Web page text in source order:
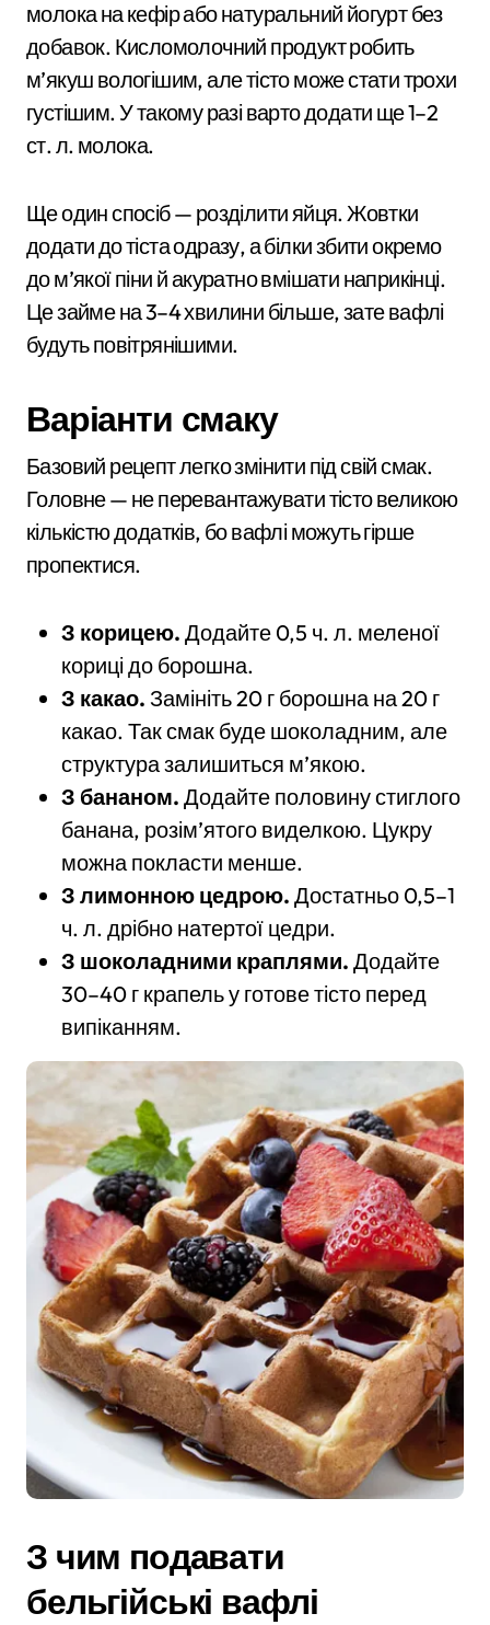
молока на кефір або натуральний йогурт без
добавок. Кисломолочний продукт робить
м’якуш вологішим, але тісто може стати трохи
густішим. У такому разі варто додати ще 1–2
ст. л. молока.
Ще один спосіб — розділити яйця. Жовтки
додати до тіста одразу, а білки збити окремо
до м’якої піни й акуратно вмішати наприкінці.
Це займе на 3–4 хвилини більше, зате вафлі
будуть повітрянішими.
Варіанти смаку
Базовий рецепт легко змінити під свій смак.
Головне — не перевантажувати тісто великою
кількістю додатків, бо вафлі можуть гірше
пропектися.
З корицею. Додайте 0,5 ч. л. меленої
кориці до борошна.
З какао. Замініть 20 г борошна на 20 г
какао. Так смак буде шоколадним, але
структура залишиться м’якою.
З бананом. Додайте половину стиглого
банана, розім’ятого виделкою. Цукру
можна покласти менше.
З лимонною цедрою. Достатньо 0,5–1
ч. л. дрібно натертої цедри.
З шоколадними краплями. Додайте
30–40 г крапель у готове тісто перед
випіканням.
З чим подавати
бельгійські вафлі